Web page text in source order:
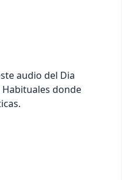
audio del Dia
Habituales donde